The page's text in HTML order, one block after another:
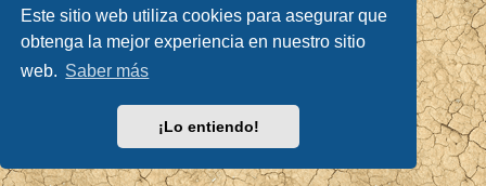
Este sitio web utiliza cookies para asegurar que
obtenga la mejor experiencia en nuestro sitio
web. Saber más
¡Lo entiendo!